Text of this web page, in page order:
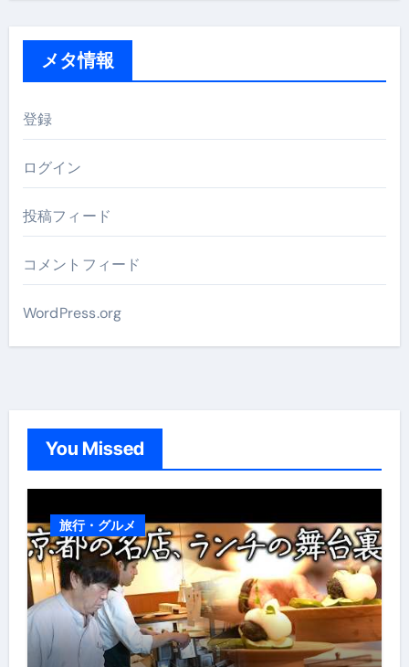
メタ情報
登録
ログイン
投稿フィード
コメントフィード
WordPress.org
You Missed
旅行・グルメ